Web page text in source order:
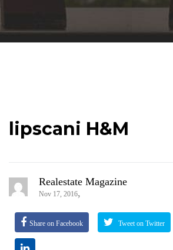
lipscani H&M
Realestate Magazine
Nov 17, 2016,
Share on Facebook Tweet on Twitter